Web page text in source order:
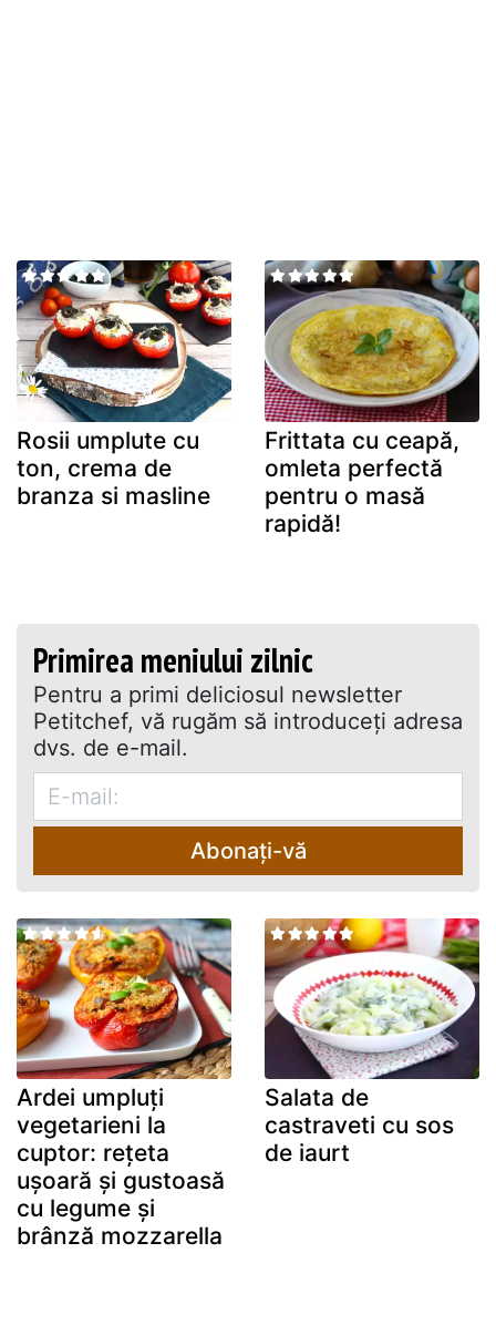
Rosii umplute cu
ton, crema de
branza si masline
Frittata cu ceapă,
omleta perfectă
pentru o masă
rapidă!
Primirea meniului zilnic
Pentru a primi deliciosul newsletter
Petitchef, vă rugăm să introduceţi adresa
dvs. de e-mail.
Abonați-vă
Ardei umpluți
vegetarieni la
cuptor: rețeta
ușoară și gustoasă
cu legume și
brânză mozzarella
Salata de
castraveti cu sos
de iaurt